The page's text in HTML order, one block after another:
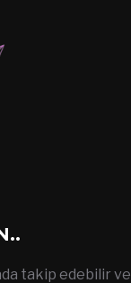
takip edebilir ve